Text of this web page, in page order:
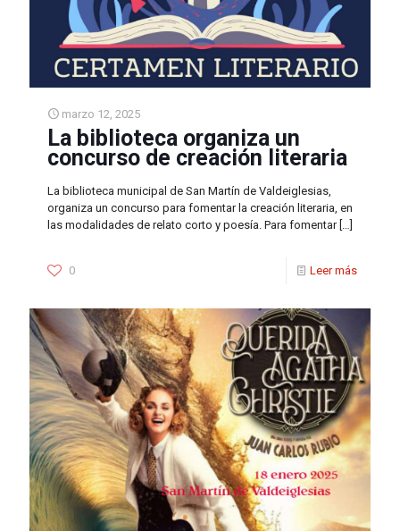
marzo 12, 2025
La biblioteca organiza un
concurso de creación literaria
La biblioteca municipal de San Martín de Valdeiglesias,
organiza un concurso para fomentar la creación literaria, en
las modalidades de relato corto y poesía. Para fomentar[…]
0 Leer más